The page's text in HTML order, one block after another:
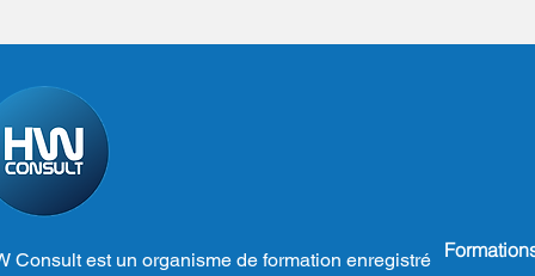
Consult est un organisme de formation enregistré